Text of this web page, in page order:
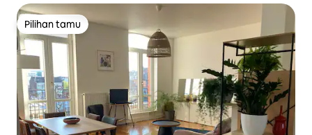
Pilihan tamu
Pilihan tamu